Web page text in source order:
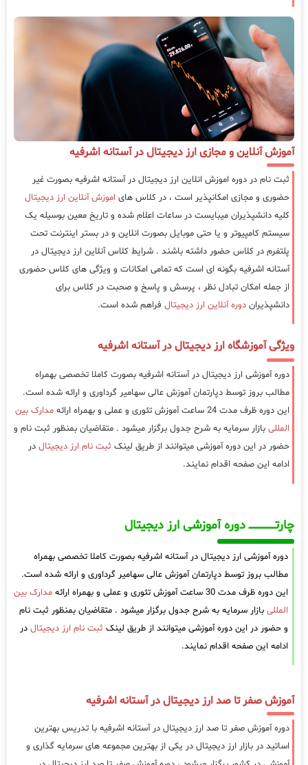
آموزش آنلاین و مجازی ارز دیجیتال در آستانه اشرفیه
ثبت نام در دوره اموزش انلاین ارز دیجیتال در آستانه اشرفیه بصورت غیر
حضوری و مجازی امکانپذیر است ، در کلاس های اموزش آنلاین ارز دیجیتال
کلیه دانشپذیران میبایست در ساعات اعلام شده و تاریخ معین بوسیله یک
سیستم کامپیوتر و یا حتی موبایل بصورت انلاین و در بستر اینترنت تحت
پلتفرم در کلاس حضور داشته باشند . شرایط کلاس آنلاین ارز دیجیتال در
آستانه اشرفیه بگونه ای است که تمامی امکانات و ویژگی های کلاس حضوری
از جمله امکان تبادل نظر ، پرسش و پاسخ و صحبت در کلاس برای
دانشپذیران دوره آنلاین ارز دیجیتال فراهم شده است.
ویژگی آموزشگاه ارز دیجیتال در آستانه اشرفیه
دوره آموزشی ارز دیجیتال در آستانه اشرفیه بصورت کاملا تخصصی بهمراه
مطالب بروز توسط دپارتمان آموزش عالی سهامیر گرداوری و ارائه شده است.
این دوره ظرف مدت 24 ساعت آموزش تئوری و عملی و بهمراه ارائه
مدارک بین
المللی بازار سرمایه به شرح جدول برگزار میشود . متقاضیان بمنظور ثبت نام و
حضور در این دوره آموزشی میتوانند از طریق لینک ثبت نام ارز دیجیتال در
ادامه این صفحه اقدام نمایند.
چارتـــــــــــــــــــ دوره آموزشی ارز دیجیتال
دوره آموزشی ارز دیجیتال در آستانه اشرفیه بصورت کاملا تخصصی بهمراه
مطالب بروز توسط دپارتمان آموزش عالی سهامیر گرداوری و ارائه شده است.
این دوره ظرف مدت 30 ساعت آموزش تئوری و عملی و بهمراه ارائه
مدارک بین
المللی بازار سرمایه به شرح جدول برگزار میشود . متقاضیان بمنظور ثبت نام
و حضور در این دوره آموزشی میتوانند از طریق لینک ثبت نام ارز دیجیتال در
ادامه این صفحه اقدام نمایند.
آموزش صفر تا صد ارز دیجیتال در آستانه اشرفیه
دوره آموزش صفر تا صد ارز دیجیتال در آستانه اشرفیه با تدریس بهترین
اساتید در بازار ارز دیجیتال در یکی از بهترین مجموعه های سرمایه گذاری و